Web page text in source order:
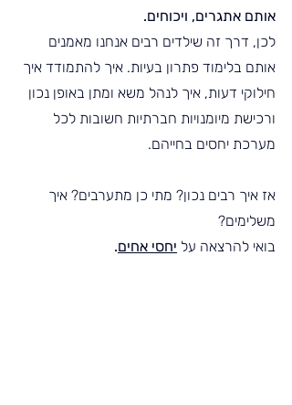
אותם אתגרים, ויכוחים.
לכן, דרך זה שילדים רבים אנחנו מאמנים
אותם בלימוד פתרון בעיות. איך להתמודד איך
חילוקי דעות, איך לנהל משא ומתן באופן נכון
ורכישת מיומנויות חברתיות חשובות לכל
מערכת יחסים בחייהם.
אז איך רבים נכון? מתי כן מתערבים? איך
משלימים?
בואי להרצאה על יחסי אחים.